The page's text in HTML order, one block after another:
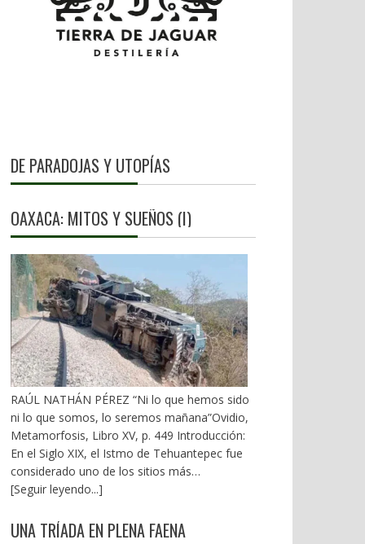
DE PARADOJAS Y UTOPÍAS
OAXACA: MITOS Y SUEÑOS (I)
RAÚL NATHÁN PÉREZ “Ni lo que hemos sido
ni lo que somos, lo seremos mañana”Ovidio,
Metamorfosis, Libro XV, p. 449 Introducción:
En el Siglo XIX, el Istmo de Tehuantepec fue
considerado uno de los sitios más
estratégicos a nivel mundial. En la mira de los
emanados del PRI iniciaron una serie de
[Seguir leyendo...]
UNA TRÍADA EN PLENA FAENA